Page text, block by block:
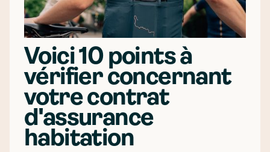
Voici 10 points à
vérifier concernant
votre contrat
d'assurance
habitation